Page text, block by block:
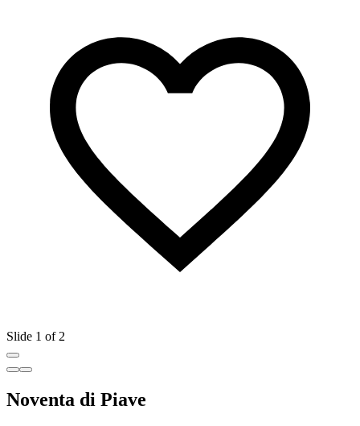
Slide 1 of 2
Noventa di Piave